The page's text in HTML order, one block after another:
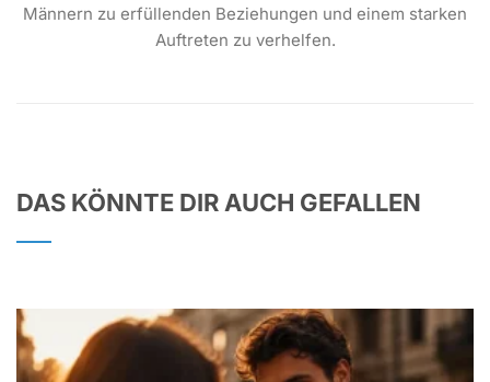
Männern zu erfüllenden Beziehungen und einem starken
Auftreten zu verhelfen.
DAS KÖNNTE DIR AUCH GEFALLEN